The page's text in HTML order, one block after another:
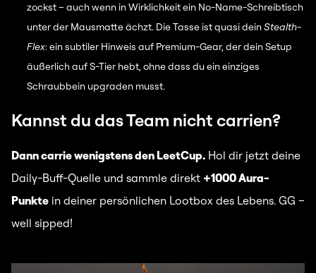
zockst – auch wenn in Wirklichkeit ein No-Name-Schreibtisch
unter der Mausmatte ächzt. Die Tasse ist quasi deinStealth-
Flex: ein subtiler Hinweis auf Premium-Gear, der dein Setup
äußerlich auf S-Tier hebt, ohne dass du ein einziges
Schraubbein upgraden musst.
Kannst du das Team nicht carrien?
Dann carrie wenigstens den LeetCup. Hol dir jetzt deine
Daily-Buff-Quelle und sammle direkt +1000 Aura-
Punkte in deiner persönlichen Lootbox des Lebens. GG –
well sipped!